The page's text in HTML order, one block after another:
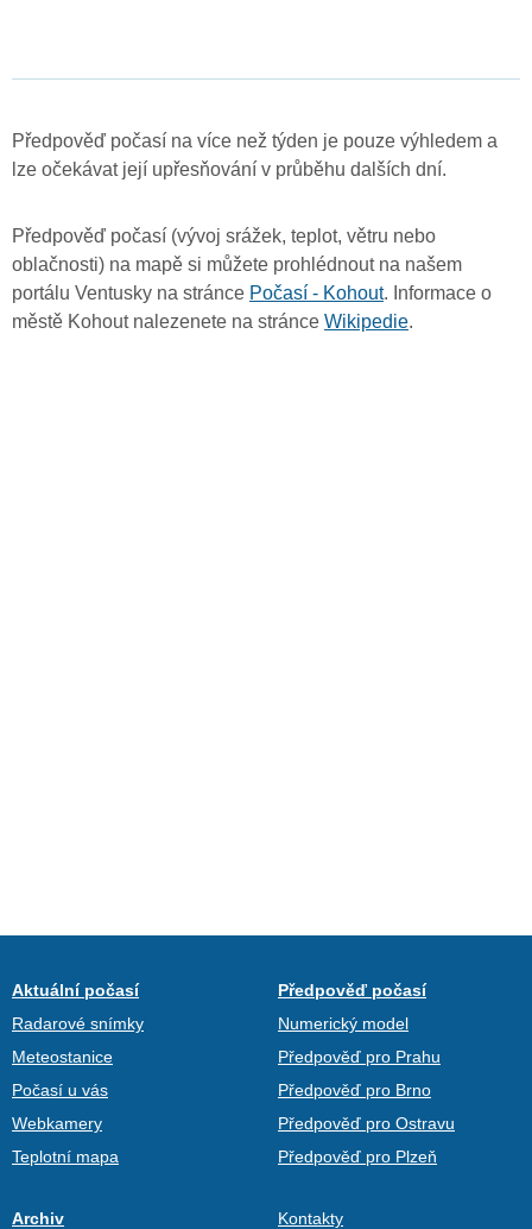
Předpověď počasí na více než týden je pouze výhledem a
lze očekávat její upřesňování v průběhu dalších dní.
Předpověď počasí (vývoj srážek, teplot, větru nebo
oblačnosti) na mapě si můžete prohlédnout na našem
portálu Ventusky na stránce Počasí - Kohout. Informace o
městě Kohout nalezenete na stránce Wikipedie.
Aktuální počasí
Radarové snímky
Meteostanice
Počasí u vás
Webkamery
Teplotní mapa
Předpověď počasí
Numerický model
Předpověď pro Prahu
Předpověď pro Brno
Předpověď pro Ostravu
Předpověď pro Plzeň
Archiv Kontakty